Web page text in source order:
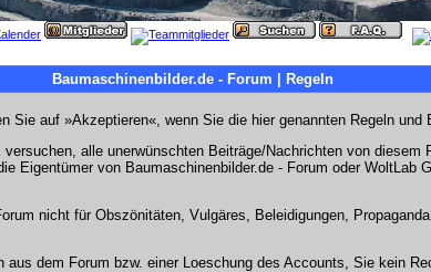
Baumaschinenbilder.de - Forum | Regeln
auf »Akzeptieren«, wenn Sie die hier genannten Regeln
alle unerwünschten Beiträge/Nachrichten von
Eigentümer von Baumaschinenbilder.de - Forum oder
nicht für Obszönitäten, Vulgäres, Beleidigungen,
dem Forum bzw. einer Loeschung des Accounts, Sie kein